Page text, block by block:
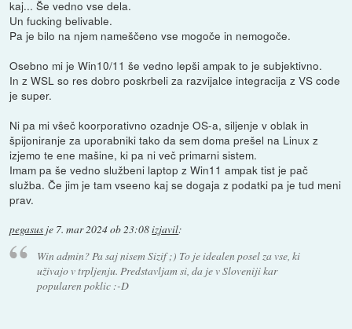
kaj... Še vedno vse dela.
Un fucking belivable.
Pa je bilo na njem nameščeno vse mogoče in nemogoče.
Osebno mi je Win10/11 še vedno lepši ampak to je subjektivno.
In z WSL so res dobro poskrbeli za razvijalce integracija z VS code
je super.
Ni pa mi všeč koorporativno ozadnje OS-a, siljenje v oblak in
špijoniranje za uporabniki tako da sem doma prešel na Linux z
izjemo te ene mašine, ki pa ni več primarni sistem.
Imam pa še vedno službeni laptop z Win11 ampak tist je pač
služba. Če jim je tam vseeno kaj se dogaja z podatki pa je tud meni
prav.
pegasus je 7. mar 2024 ob 23:08izjavil:
Win admin? Pa saj nisem Sizif ;) To je idealen posel za vse, ki
uživajo v trpljenju. Predstavljam si, da je v Sloveniji kar
popularen poklic :-D